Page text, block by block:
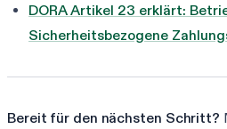
DORA Artikel 23 erklärt:
Sicherheitsbezogene
Bereit für den nächsten Schritt?